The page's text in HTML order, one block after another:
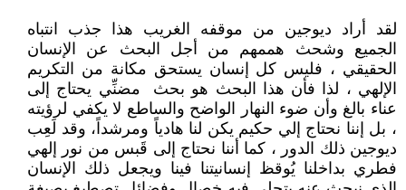
لقد أراد ديوجين من موقفه الغريب هذا جذب انتباه
الجميع وشحث هممهم من أجل البحث عن الإنسان
الحقيقي ، فليس كل إنسان يستحق مكانة من التكريم
الإلهي ، لذا فأن هذا البحث هو بحث مضنِّي يحتاج إلى
عناء بالغ وأن ضوء النهار الواضح والساطع لا يكفي لرؤيته
، بل إننا نحتاج إلي حكيم يكن لنا هادياً ومرشداً، وقد لَعِب
ديوجين ذلك الدور ، كما أننا نحتاج إلى قَبس من نور إلهي
فطري بداخلنا يُوقظ إنسانيتنا فينا ويجعل ذلك الإنسان